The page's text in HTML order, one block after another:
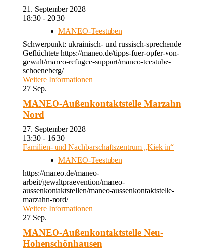
21. September 2028
18:30 - 20:30
MANEO-Teestuben
Schwerpunkt: ukrainisch- und russisch-sprechende
Geflüchtete https://maneo.de/tipps-fuer-opfer-von-
gewalt/maneo-refugee-support/maneo-teestube-
schoeneberg/
Weitere Informationen
27 Sep.
MANEO-Außenkontaktstelle Marzahn
Nord
27. September 2028
13:30 - 16:30
Familien- und Nachbarschaftszentrum „Kiek in“
MANEO-Teestuben
https://maneo.de/maneo-
arbeit/gewaltpraevention/maneo-
aussenkontaktstellen/maneo-aussenkontaktstelle-
marzahn-nord/
Weitere Informationen
27 Sep.
MANEO-Außenkontaktstelle Neu-
Hohenschönhausen